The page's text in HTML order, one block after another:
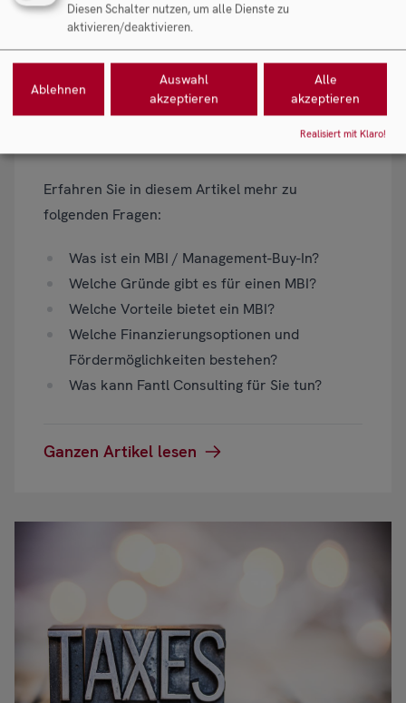
Das müssen Sie zum MBI /
Erfahren Sie in diesem Artikel mehr zu
folgenden Fragen:
Was ist ein MBI / Management-Buy-In?
Welche Gründe gibt es für einen MBI?
Welche Vorteile bietet ein MBI?
Welche Finanzierungsoptionen und
Fördermöglichkeiten bestehen?
Was kann Fantl Consulting für Sie tun?
Ganzen Artikel lesen
Diesen Schalter nutzen, um alle Dienste zu
aktivieren/deaktivieren.
Ablehnen
Auswahl
akzeptieren
Alle
akzeptieren
Realisiert mit Klaro!